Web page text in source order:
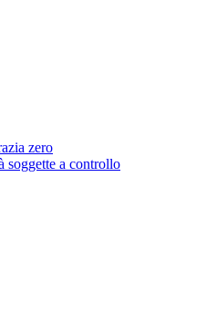
zero
soggette a controllo